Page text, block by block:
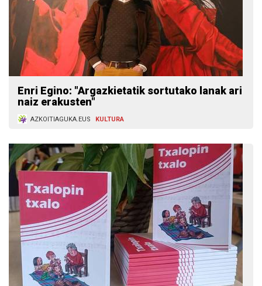
Enri Egino: "Argazkietatik sortutako lanak ari
naiz erakusten"
AZKOITIAGUKA.EUS KULTURA